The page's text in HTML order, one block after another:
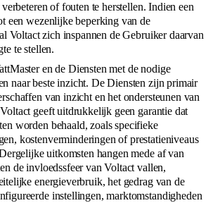
of fouten te herstellen. Indien een
een wezenlijke beperking van de
Voltact zich inspannen de Gebruiker daarvan
te stellen.
en de Diensten met de nodige
naar beste inzicht. De Diensten zijn primair
van inzicht en het ondersteunen van
geeft uitdrukkelijk geen garantie dat
worden behaald, zoals specifieke
kostenverminderingen of prestatieniveaus
uitkomsten hangen mede af van
de invloedssfeer van Voltact vallen,
energieverbruik, het gedrag van de
instellingen, marktomstandigheden